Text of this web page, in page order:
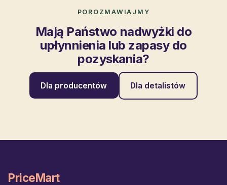
POROZMAWIAJMY
Mają Państwo nadwyżki do
upłynnienia lub zapasy do
pozyskania?
Dla producentów Dla detalistów
PriceMart